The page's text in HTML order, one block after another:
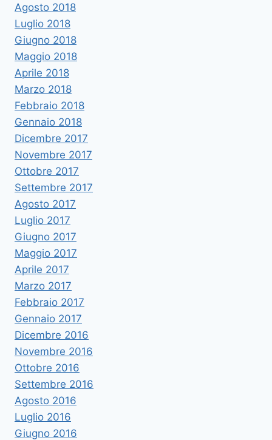
Agosto 2018
Luglio 2018
Giugno 2018
Maggio 2018
Aprile 2018
Marzo 2018
Febbraio 2018
Gennaio 2018
Dicembre 2017
Novembre 2017
Ottobre 2017
Settembre 2017
Agosto 2017
Luglio 2017
Giugno 2017
Maggio 2017
Aprile 2017
Marzo 2017
Febbraio 2017
Gennaio 2017
Dicembre 2016
Novembre 2016
Ottobre 2016
Settembre 2016
Agosto 2016
Luglio 2016
Giugno 2016